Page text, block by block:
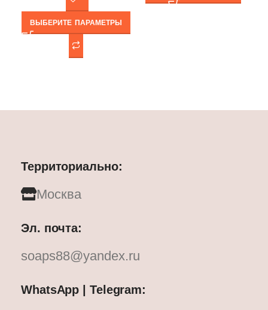
ВЫБЕРИТЕ ПАРАМЕТРЫ
Территориально:
Москва
Эл. почта:
soaps88@yandex.ru
WhatsApp | Telegram: